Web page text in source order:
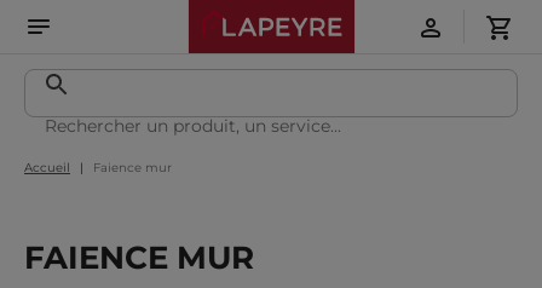
Accueil Faience mur
FAIENCE MUR